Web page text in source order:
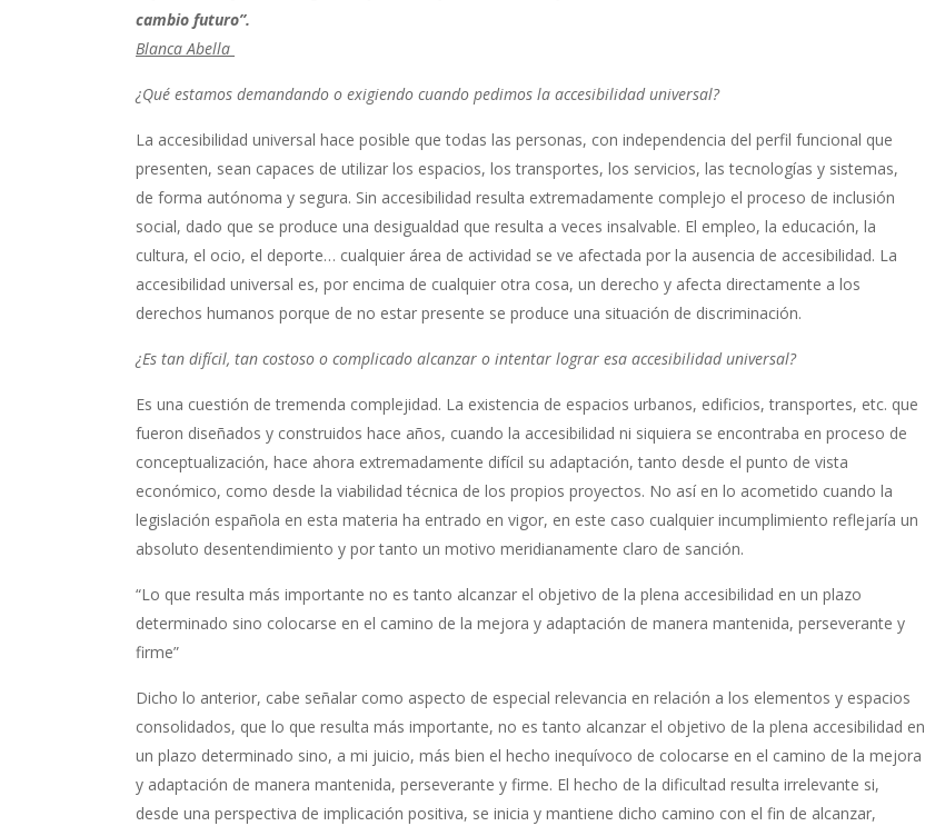
cambio futuro”.
Blanca Abella
¿Qué estamos demandando o exigiendo cuando pedimos la accesibilidad universal?
La accesibilidad universal hace posible que todas las personas, con independencia del perfil funcional que
presenten, sean capaces de utilizar los espacios, los transportes, los servicios, las tecnologías y sistemas,
de forma autónoma y segura. Sin accesibilidad resulta extremadamente complejo el proceso de inclusión
social, dado que se produce una desigualdad que resulta a veces insalvable. El empleo, la educación, la
cultura, el ocio, el deporte… cualquier área de actividad se ve afectada por la ausencia de accesibilidad. La
accesibilidad universal es, por encima de cualquier otra cosa, un derecho y afecta directamente a los
derechos humanos porque de no estar presente se produce una situación de discriminación.
¿Es tan difícil, tan costoso o complicado alcanzar o intentar lograr esa accesibilidad universal?
Es una cuestión de tremenda complejidad. La existencia de espacios urbanos, edificios, transportes, etc. que
fueron diseñados y construidos hace años, cuando la accesibilidad ni siquiera se encontraba en proceso de
conceptualización, hace ahora extremadamente difícil su adaptación, tanto desde el punto de vista
económico, como desde la viabilidad técnica de los propios proyectos. No así en lo acometido cuando la
legislación española en esta materia ha entrado en vigor, en este caso cualquier incumplimiento reflejaría un
absoluto desentendimiento y por tanto un motivo meridianamente claro de sanción.
“Lo que resulta más importante no es tanto alcanzar el objetivo de la plena accesibilidad en un plazo
determinado sino colocarse en el camino de la mejora y adaptación de manera mantenida, perseverante y
firme”
Dicho lo anterior, cabe señalar como aspecto de especial relevancia en relación a los elementos y espacios
consolidados, que lo que resulta más importante, no es tanto alcanzar el objetivo de la plena accesibilidad en
un plazo determinado sino, a mi juicio, más bien el hecho inequívoco de colocarse en el camino de la mejora
y adaptación de manera mantenida, perseverante y firme. El hecho de la dificultad resulta irrelevante si,
desde una perspectiva de implicación positiva, se inicia y mantiene dicho camino con el fin de alcanzar,